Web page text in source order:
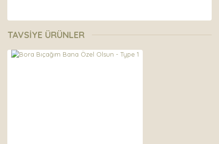
Bu ürüne ilk yorumu siz yapın!
formunu kullanarak tarafımıza iletebilirsiniz.
TAVSİYE ÜRÜNLER